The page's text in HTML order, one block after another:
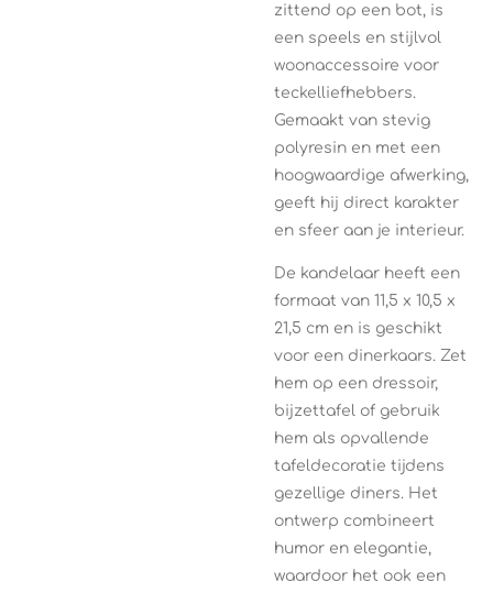
zittend op een bot, is
een speels en stijlvol
woonaccessoire voor
teckelliefhebbers.
Gemaakt van stevig
polyresin en met een
hoogwaardige afwerking,
geeft hij direct karakter
en sfeer aan je interieur.
De kandelaar heeft een
formaat van 11,5 x 10,5 x
21,5 cm en is geschikt
voor een dinerkaars. Zet
hem op een dressoir,
bijzettafel of gebruik
hem als opvallende
tafeldecoratie tijdens
gezellige diners. Het
ontwerp combineert
humor en elegantie,
waardoor het ook een